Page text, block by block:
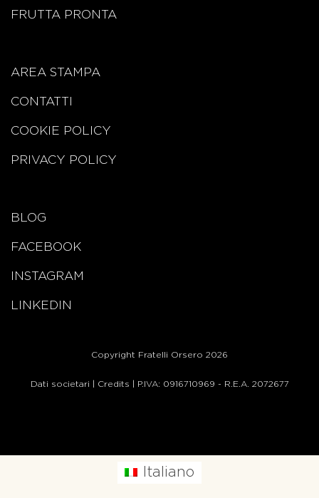
FRUTTA PRONTA
AREA STAMPA
CONTATTI
COOKIE POLICY
PRIVACY POLICY
BLOG
FACEBOOK
INSTAGRAM
LINKEDIN
Copyright Fratelli Orsero 2026
Dati societari Credits | P.IVA: 0916710969 - R.E.A. 2072677
Italiano